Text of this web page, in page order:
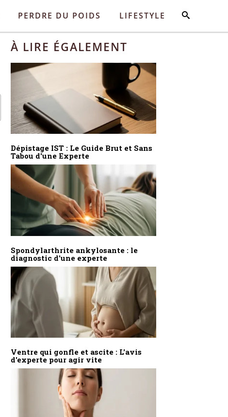
PERDRE DU POIDS LIFESTYLE
À LIRE ÉGALEMENT
Dépistage IST : Le Guide Brut et Sans
Tabou d'une Experte
Spondylarthrite ankylosante : le
diagnostic d'une experte
Ventre qui gonfle et ascite : L'avis
d'experte pour agir vite